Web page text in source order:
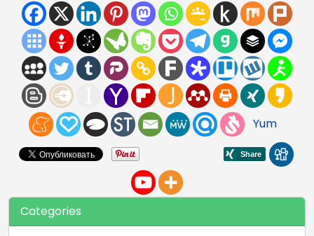
Yum
Categories